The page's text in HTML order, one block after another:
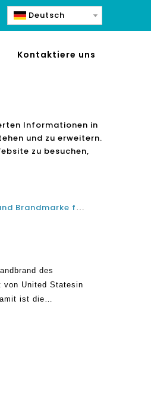
Deutsch
Kontaktiere uns
Informationen in
und zu erweitern.
zu besuchen,
Beste Top -10 -Funkelne -Wasserspenderunternehmen und Brandmarke für funkelnde Wasserhersteller in den USA
des
von United Statesin
ist die